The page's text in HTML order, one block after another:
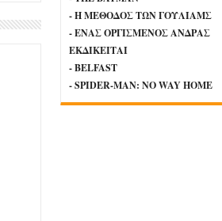
- Η ΜΕΘΟΔΟΣ ΤΩΝ ΓΟΥΛΙΑΜΣ
- ΕΝΑΣ ΟΡΓΙΣΜΕΝΟΣ ΑΝΔΡΑΣ
ΕΚΔΙΚΕΙΤΑΙ
- BELFAST
- SPIDER-MAN: NO WAY HOME